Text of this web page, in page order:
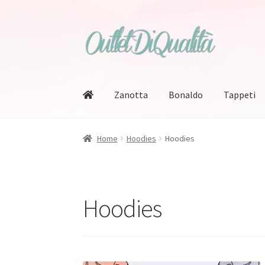
Vai
alla
Vai
al
Zanotta Bonaldo Tappeti
Home Hoodies Hoodies
Hoodies